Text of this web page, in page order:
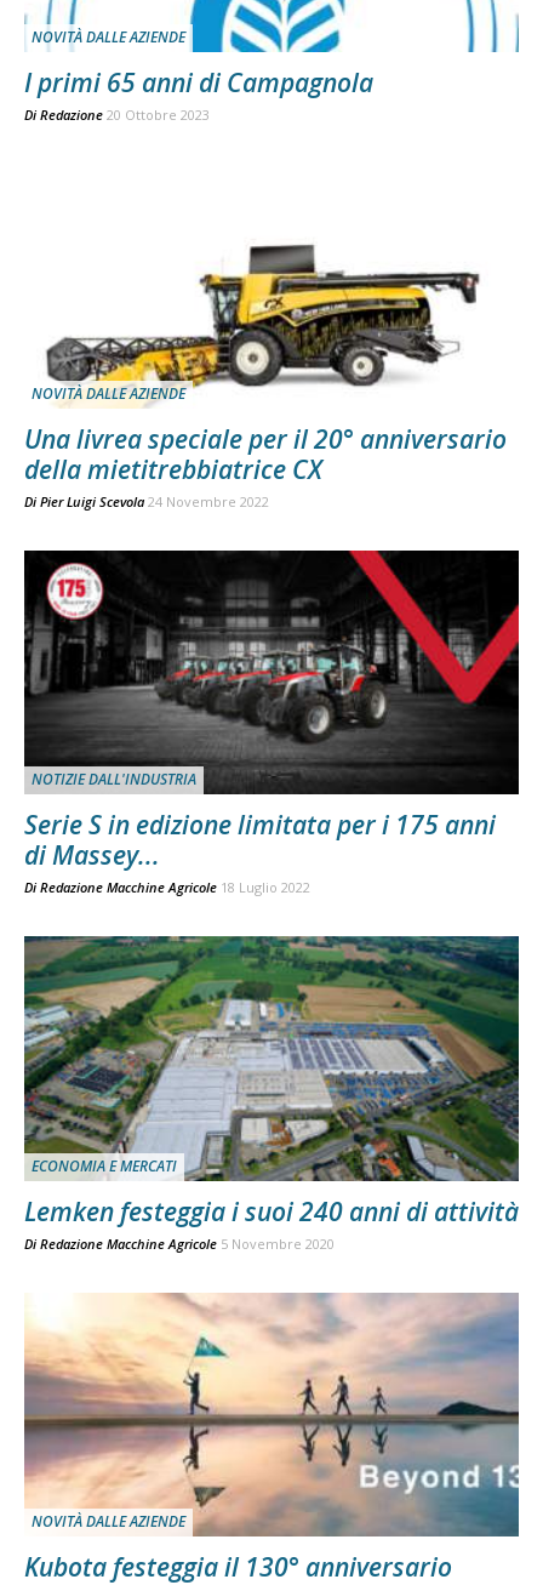
NOVITÀ DALLE AZIENDE
I primi 65 anni di Campagnola
Di Redazione 20 Ottobre 2023
NOVITÀ DALLE AZIENDE
Una livrea speciale per il 20° anniversario
della mietitrebbiatrice CX
Di Pier Luigi Scevola 24 Novembre 2022
NOTIZIE DALL'INDUSTRIA
Serie S in edizione limitata per i 175 anni
di Massey...
Di Redazione Macchine Agricole 18 Luglio 2022
ECONOMIA E MERCATI
Lemken festeggia i suoi 240 anni di attività
Di Redazione Macchine Agricole 5 Novembre 2020
NOVITÀ DALLE AZIENDE
Kubota festeggia il 130° anniversario